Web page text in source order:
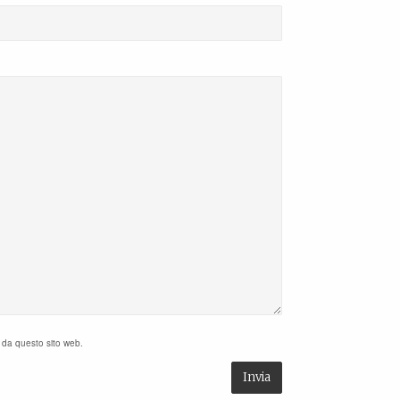
questo sito web.